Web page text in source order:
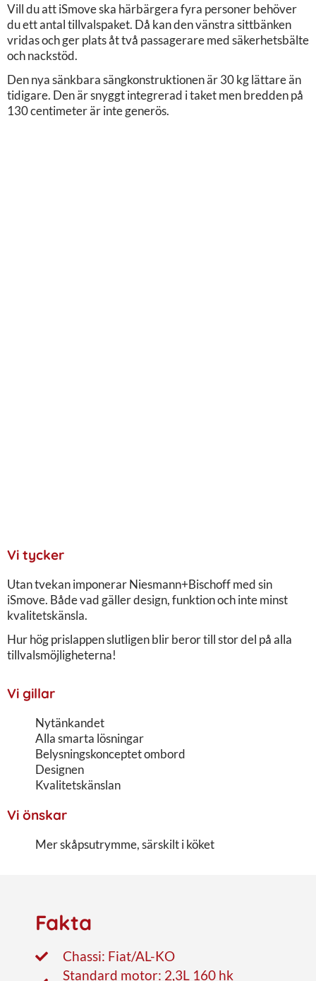
Vill du att iSmove ska härbärgera fyra personer behöver
du ett antal tillvalspaket. Då kan den vänstra sittbänken
vridas och ger plats åt två passagerare med säkerhetsbälte
och nackstöd.
Den nya sänkbara sängkonstruktionen är 30 kg lättare än
tidigare. Den är snyggt integrerad i taket men bredden på
130 centimeter är inte generös.
Vi tycker
Utan tvekan imponerar Niesmann+Bischoff med sin
iSmove. Både vad gäller design, funktion och inte minst
kvalitetskänsla.
Hur hög prislappen slutligen blir beror till stor del på alla
tillvalsmöjligheterna!
Vi gillar
Nytänkandet
Alla smarta lösningar
Belysningskonceptet ombord
Designen
Kvalitetskänslan
Vi önskar
Mer skåpsutrymme, särskilt i köket
Fakta
Chassi: Fiat/AL-KO
Standard motor: 2,3L 160 hk